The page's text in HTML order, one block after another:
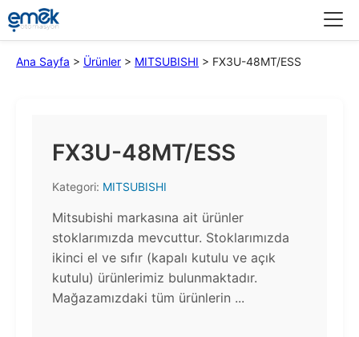
Ana Sayfa > Ürünler > MITSUBISHI > FX3U-48MT/ESS
FX3U-48MT/ESS
Kategori: MITSUBISHI
Mitsubishi markasına ait ürünler
stoklarımızda mevcuttur. Stoklarımızda
ikinci el ve sıfır (kapalı kutulu ve açık
kutulu) ürünlerimiz bulunmaktadır.​
Mağazamızdaki tüm ürünlerin ...